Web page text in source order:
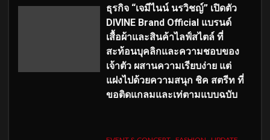
ธุรกิจ “เจมีไนน์ นรวิชญ์” เปิดตัว
DIVINE Brand Official แบรนด์
เสื้อผ้าและสินค้าไลฟ์สไตล์ ที่
สะท้อนบุคลิกและความชอบของ
เจ้าตัว ผสานความเรียบง่าย แต่
แฝงไปด้วยความสนุก ชิค สตรีท ที่
ขอติดแกลมและเท่ตามแบบฉบับ